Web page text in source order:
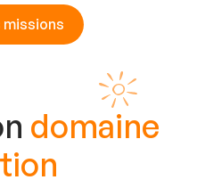
missions
domaine